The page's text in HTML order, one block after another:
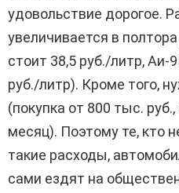
удовольствие дорогое.
увеличивается в
стоит 38,5 руб./литр, Аи-
руб./литр). Кроме того,
(покупка от 800 тыс.
месяц). Поэтому те, кто
такие расходы,
сами ездят на